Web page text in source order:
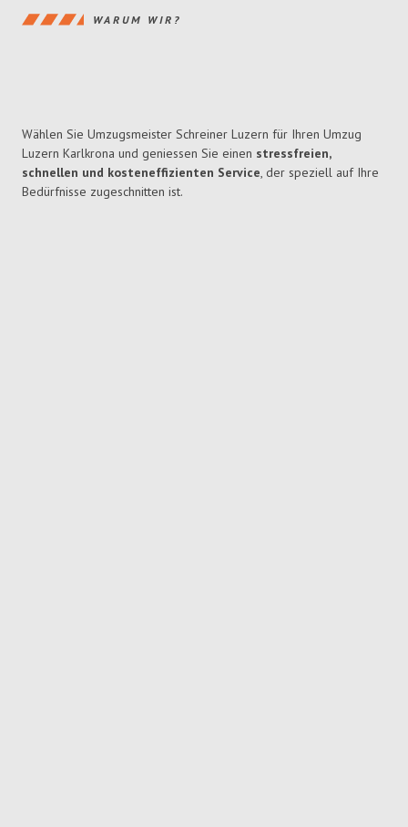
WARUM WIR?
Wählen Sie Umzugsmeister Schreiner Luzern für Ihren Umzug
Luzern Karlkrona und geniessen Sie einen stressfreien,
schnellen und kosteneffizienten Service, der speziell auf Ihre
Bedürfnisse zugeschnitten ist.